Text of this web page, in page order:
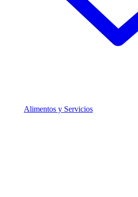
Alimentos y Servicios